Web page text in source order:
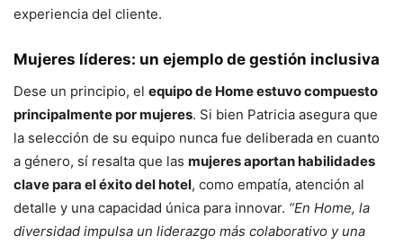
experiencia del cliente.
Mujeres líderes: un ejemplo de gestión inclusiva
Dese un principio, el equipo de Home estuvo compuesto
principalmente por mujeres. Si bien Patricia asegura que
la selección de su equipo nunca fue deliberada en cuanto
a género, sí resalta que las mujeres aportan habilidades
clave para el éxito del hotel, como empatía, atención al
detalle y una capacidad única para innovar. “En Home, la
diversidad impulsa un liderazgo más colaborativo y una